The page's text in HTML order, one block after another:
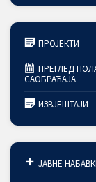
ПРОЈЕКТИ
ПРЕГЛЕД
САОБРАЋАЈА
ИЗВЈЕШТАЈИ
ЈАВНЕ